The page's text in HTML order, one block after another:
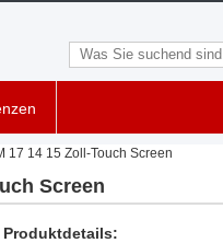
17 14 15 Zoll-Touch Screen
Screen
Produktdetails: